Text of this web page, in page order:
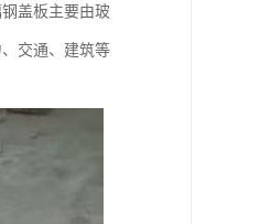
盖板主要由玻
交通、建筑等